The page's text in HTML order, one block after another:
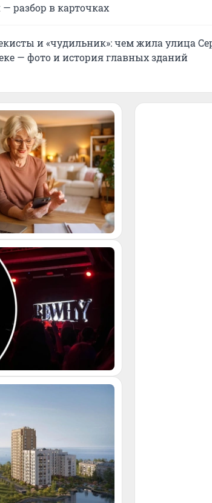
— разбор в карточках
и «чудильник»: чем жила улица
— фото и история главных зданий